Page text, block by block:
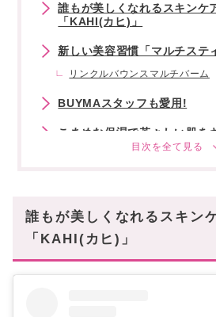
誰もが美しくなれるスキンケ
「KAHI(カヒ)」
新しい美容習慣「マルチステ
リンクルバウンスマルチバーム
BUYMAスタッフも愛用!
こまめな保湿で若々しい肌を
あなたにオススメの記事はこちら
誰もが美しくなれるスキン
「KAHI(カヒ)」